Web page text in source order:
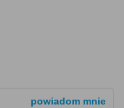
powiadom mnie